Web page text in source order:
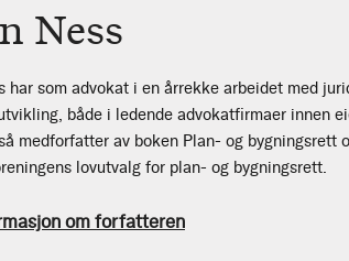
Ness
har som advokat i en årrekke arbeidet med
både i ledende advokatfirmaer innen
medforfatter av boken Plan- og bygningsrett
lovutvalg for plan- og bygningsrett.
om forfatteren